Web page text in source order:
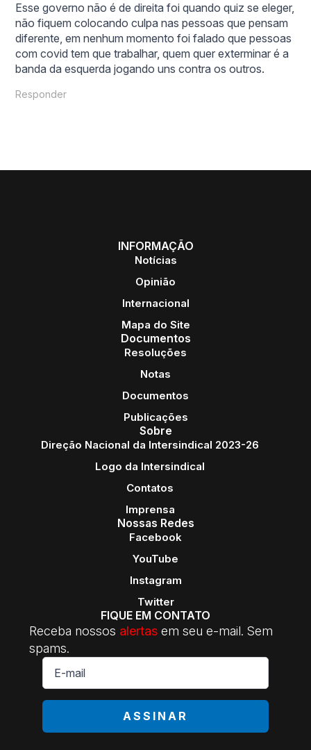
Esse governo não é de direita foi quando quiz se eleger,
não fiquem colocando culpa nas pessoas que pensam
diferente, em nenhum momento foi falado que pessoas
com covid tem que trabalhar, quem quer exterminar é a
banda da esquerda jogando uns contra os outros.
Responder
INFORMAÇÃO
Notícias
Opinião
Internacional
Mapa do Site
Documentos
Resoluções
Notas
Documentos
Publicações
Sobre
Direção Nacional da Intersindical 2023-26
Logo da Intersindical
Contatos
Imprensa
Nossas Redes
Facebook
YouTube
Instagram
Twitter
FIQUE EM CONTATO
Receba nossos alertas em seu e-mail. Sem
spams.
E-
mail
*
ASSINAR